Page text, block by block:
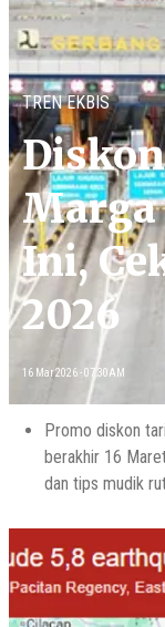
TREN EKBIS
Ini,
2026
16 Mar 2026 - 07:30AM
Promo diskon
berakhir 16
dan tips mudik